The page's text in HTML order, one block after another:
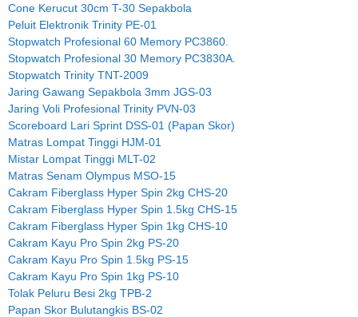
Cone Kerucut 30cm T-30 Sepakbola
Peluit Elektronik Trinity PE-01
Stopwatch Profesional 60 Memory PC3860.
Stopwatch Profesional 30 Memory PC3830A.
Stopwatch Trinity TNT-2009
Jaring Gawang Sepakbola 3mm JGS-03
Jaring Voli Profesional Trinity PVN-03
Scoreboard Lari Sprint DSS-01 (Papan Skor)
Matras Lompat Tinggi HJM-01
Mistar Lompat Tinggi MLT-02
Matras Senam Olympus MSO-15
Cakram Fiberglass Hyper Spin 2kg CHS-20
Cakram Fiberglass Hyper Spin 1.5kg CHS-15
Cakram Fiberglass Hyper Spin 1kg CHS-10
Cakram Kayu Pro Spin 2kg PS-20
Cakram Kayu Pro Spin 1.5kg PS-15
Cakram Kayu Pro Spin 1kg PS-10
Tolak Peluru Besi 2kg TPB-2
Papan Skor Bulutangkis BS-02